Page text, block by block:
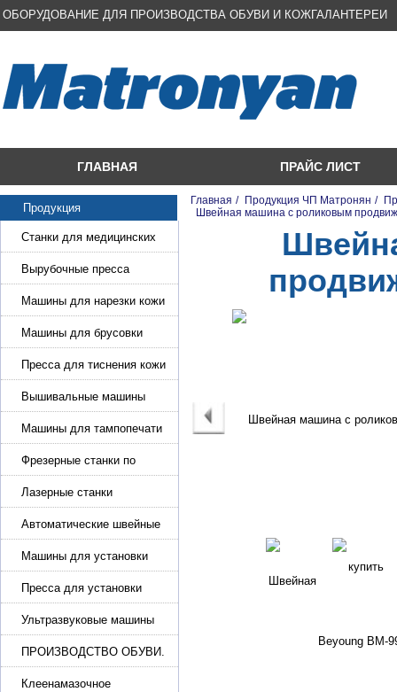
ОБОРУДОВАНИЕ ДЛЯ ПРОИЗВОДСТВА ОБУВИ И КОЖГАЛАНТЕРЕИ
ГЛАВНАЯ ПРАЙС ЛИСТ
Продукция
Станки для медицинских
масок
Вырубочные пресса
Машины для нарезки кожи
и стропы
Машины для брусовки
кожи,меха,поролона
Пресса для тиснения кожи
Вышивальные машины
Машины для тампопечати
Фрезерные станки по
металлу
Лазерные станки
Автоматические швейные
машины с программным
управлением
Машины для установки
жемчуга, бусин, заклепок и
фурнитура
Пресса для установки
фурнитуры: блочка,
люверсы, петля
Ультразвуковые машины
для сварки
ПРОИЗВОДСТВО ОБУВИ.
Машины для изготовления
обуви
Клеенамазочное
Главная / Продукция ЧП Матронян /
Швейная машина с роликовым